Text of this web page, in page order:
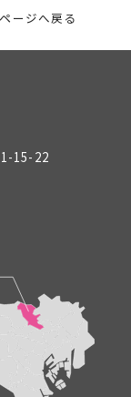
ージへ戻る
15-22